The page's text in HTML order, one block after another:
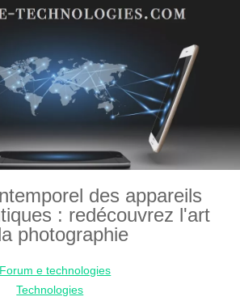
des appareils
: redécouvrez l'art
photographie
Forum e technologies
Technologies